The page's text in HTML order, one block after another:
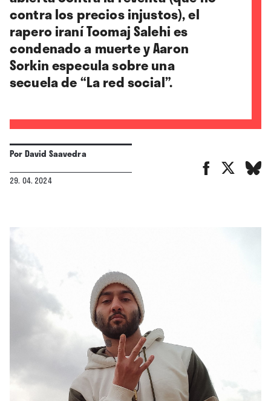
contra los precios injustos), el
rapero iraní Toomaj Salehi es
condenado a muerte y Aaron
Sorkin especula sobre una
secuela de “La red social”.
PorDavid Saavedra
29. 04. 2024